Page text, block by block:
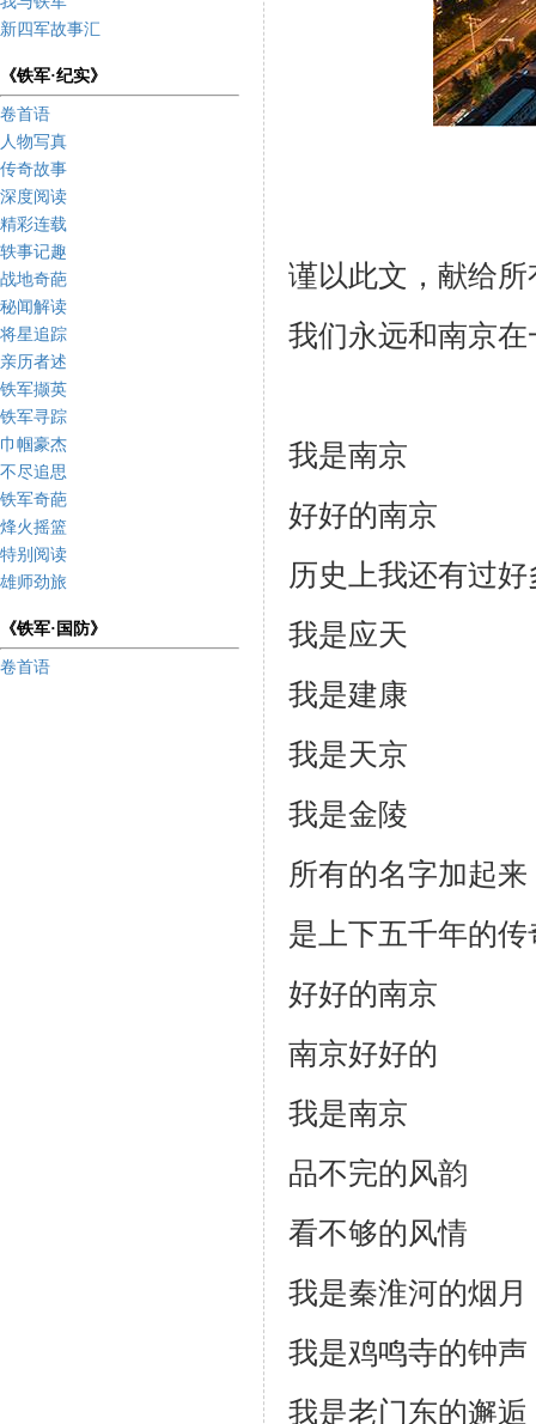
新四军故事汇
《铁军·纪实》
卷首语
人物写真
传奇故事
深度阅读
精彩连载
轶事记趣
战地奇葩
秘闻解读
将星追踪
亲历者述
铁军撷英
铁军寻踪
巾帼豪杰
不尽追思
铁军奇葩
烽火摇篮
特别阅读
雄师劲旅
《铁军·国防》
卷首语
谨以此文，献给
我们永远和南京在
我是南京
好好的南京
历史上我还有过
我是应天
我是建康
我是天京
我是金陵
所有的名字加起来
是上下五千年的传
好好的南京
南京好好的
我是南京
品不完的风韵
看不够的风情
我是秦淮河的烟月
我是鸡鸣寺的钟声
我是老门东的邂逅